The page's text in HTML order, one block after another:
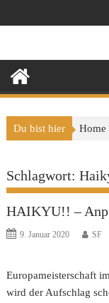
to
Du bist hier Home
Schlagwort:
HAIKYU!! –
9. Januar 2020 SF
Europameisterschaft
wird der Aufschlag